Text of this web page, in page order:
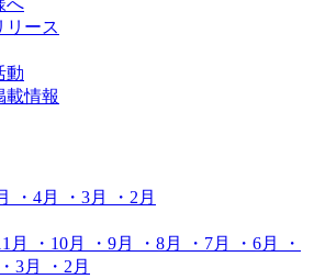
へ
リース
動
載情報
・4月 ・3月
・2月
月 ・10月 ・9月 ・8月 ・7月 ・6月
・
・3月
・2月